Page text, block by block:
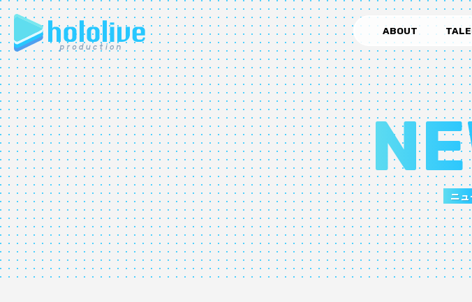
ABOUT
EN
JP
ABOUT
TALENT
NEWS
ニ